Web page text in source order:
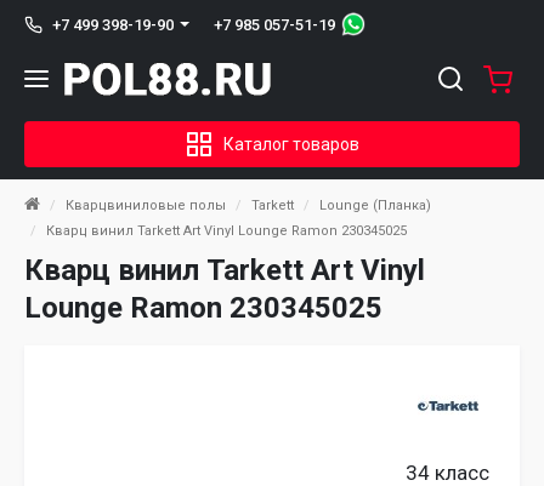
+7 499 398-19-90 +7 985 057-51-19
Каталог товаров
Кварцвиниловые полы Tarkett
Lounge (Планка)
Кварц винил Tarkett Art Vinyl Lounge Ramon 230345025
Кварц винил Tarkett Art Vinyl
Lounge Ramon 230345025
34 класс